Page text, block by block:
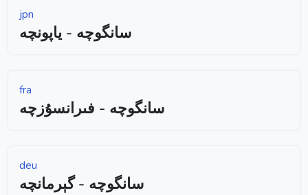
jpn
سانگوچە - ياپونچە
fra
سانگوچە - فىرانسۇزچە
deu
سانگوچە - گېرمانچە